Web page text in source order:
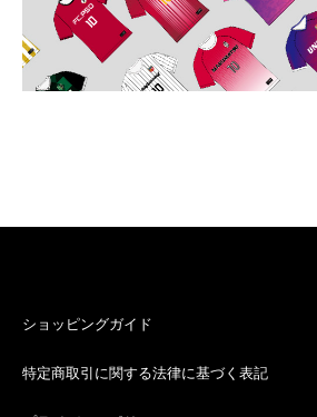
ショッピングガイド
特定商取引に関する法律に基づく表記